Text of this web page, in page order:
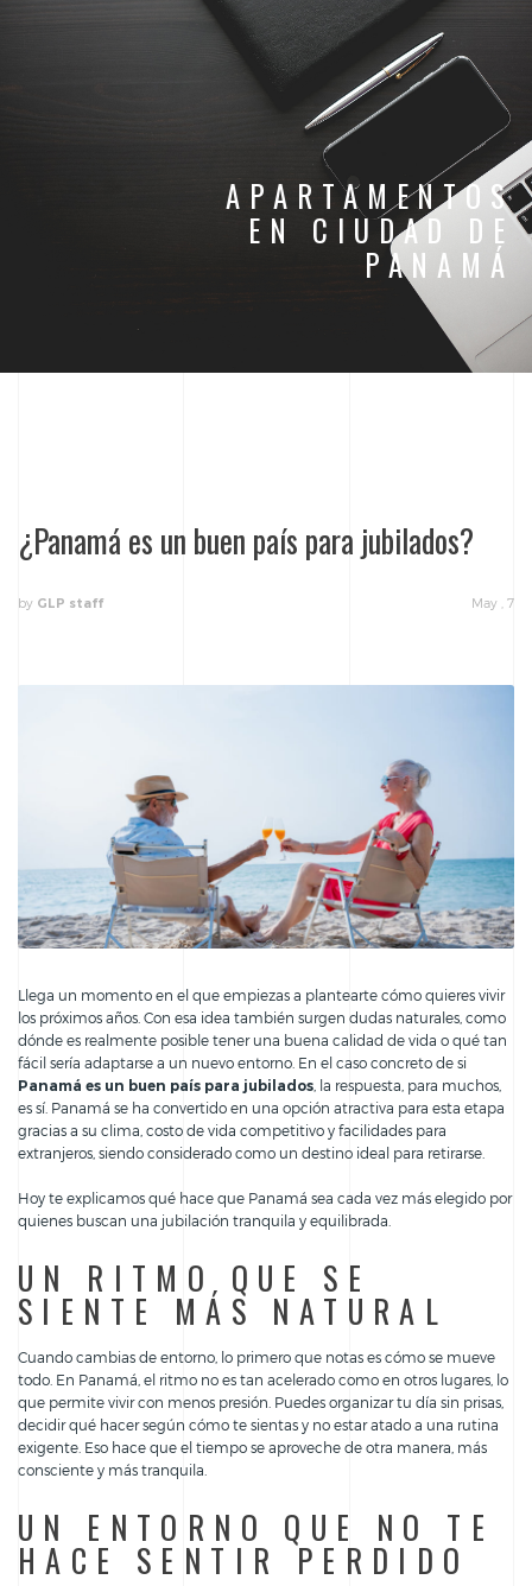
APARTAMENTOS
EN CIUDAD DE
PANAMÁ
¿Panamá es un buen país para jubilados?
by GLP staff May , 7
Llega un momento en el que empiezas a plantearte cómo quieres vivir
los próximos años. Con esa idea también surgen dudas naturales, como
dónde es realmente posible tener una buena calidad de vida o qué tan
fácil sería adaptarse a un nuevo entorno. En el caso concreto de si
Panamá es un buen país para jubilados , la respuesta, para muchos,
es sí. Panamá se ha convertido en una opción atractiva para esta etapa
gracias a su clima, costo de vida competitivo y facilidades para
extranjeros, siendo considerado como un destino ideal para retirarse.
Hoy te explicamos qué hace que Panamá sea cada vez más elegido por
quienes buscan una jubilación tranquila y equilibrada.
UN RITMO QUE SE
SIENTE MÁS NATURAL
Cuando cambias de entorno, lo primero que notas es cómo se mueve
todo. En Panamá, el ritmo no es tan acelerado como en otros lugares, lo
que permite vivir con menos presión. Puedes organizar tu día sin prisas,
decidir qué hacer según cómo te sientas y no estar atado a una rutina
exigente. Eso hace que el tiempo se aproveche de otra manera, más
consciente y más tranquila.
UN ENTORNO QUE NO TE
HACE SENTIR PERDIDO